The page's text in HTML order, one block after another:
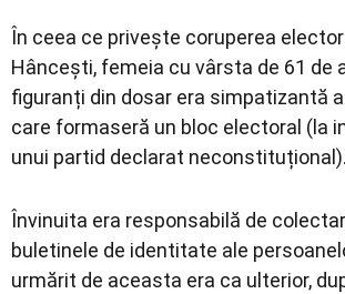
În ceea ce privește coruperea
Hâncești, femeia cu vârsta de 61 de
figuranți din dosar era simpatizantă
care formaseră un bloc electoral (la
unui partid declarat neconstituțional).
Învinuita era responsabilă de
buletinele de identitate ale
urmărit de aceasta era ca ulterior,